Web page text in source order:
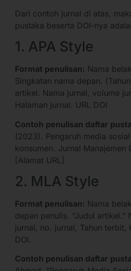
Dari contoh jurnal di atas,
pustaka beserta DOI-nya
1. APA Style
Format penulisan: Nama
Singkatan nama depan.
artikel. Nama jurnal, volume
Halaman jurnal. URL DOI
Contoh penulisan daftar
(2023). Pengaruh media
konsumen. Jurnal Manajemen
[Alamat URL]
2. MLA Style
Format penulisan: Nama
depan penulis. “Judul artikel.”
jurnal, no. jurnal, Tahun terbit,
DOI.
Contoh penulisan daftar